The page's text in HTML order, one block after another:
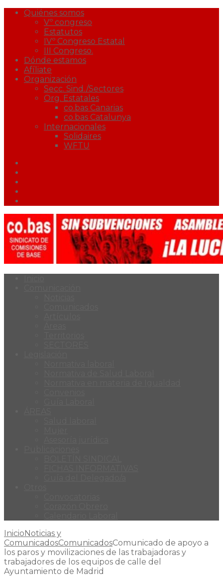
Quiénes somos
Vº congreso
Estatutos
IVº Congreso Estatal
III Congreso.
Dónde estamos
Afíliate
Organización
Secc. Sind./Sectores
Org. Estatales
co.bas Canarias
co.bas Catalunya
Internacionales
Solidaires
WFTU
InicioNoticias y
ComunicadosComunicadosComunicado de apoyo a
los paros y movilizaciones de las trabajadoras y
trabajadores de los equipos de calle del
Ayuntamiento de Madrid